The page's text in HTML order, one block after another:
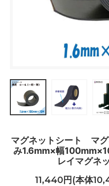
マグネットシート マグ
み1.6mm×幅
レイマグネ
11,440円(本体